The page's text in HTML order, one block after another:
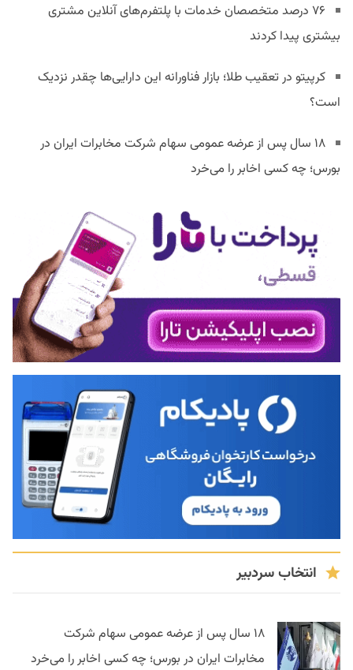
۷۶ درصد متخصصان خدمات با پلتفرم‌های آنلاین مشتری
بیشتری پیدا کردند
کرپیتو در تعقیب طلا؛ بازار فناورانه این دارایی‌ها چقدر نزدیک
است؟
۱۸ سال پس از عرضه عمومی سهام شرکت مخابرات ایران در
بورس؛ چه کسی اخابر را می‌خرد
انتخاب سردبیر
۱۸ سال پس از عرضه عمومی سهام شرکت
مخابرات ایران در بورس؛ چه کسی اخابر را می‌خرد